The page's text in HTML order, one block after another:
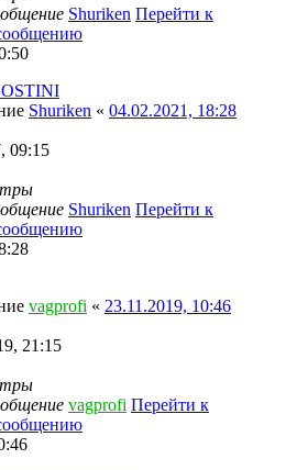
Shuriken Перейти к
Shuriken « 04.02.2021, 18:28
09:15
Shuriken Перейти к
vagprofi « 23.11.2019, 10:46
21:15
vagprofi Перейти к